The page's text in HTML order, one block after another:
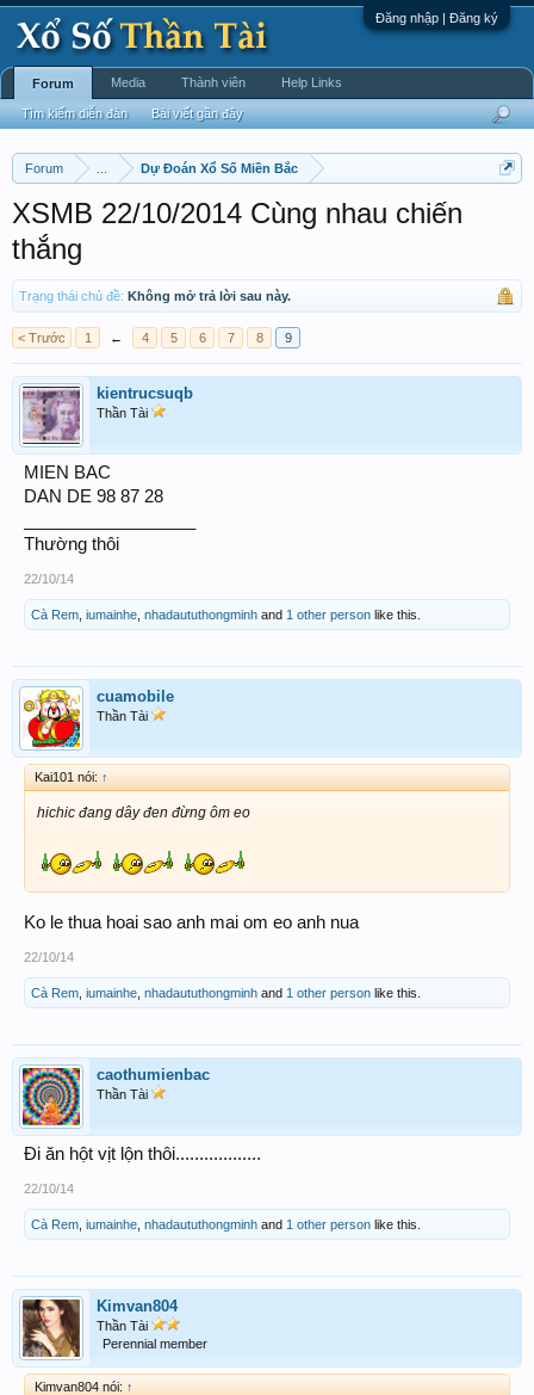
Đăng nhập | Đăng ký
Forum Dự Đoán Xổ Số Miền Bắc
XSMB 22/10/2014 Cùng nhau chiến
thắng
Trạng thái chủ đề: Không mở trả lời sau này.
< Trước 1 ← 4 5 6 7 8 9
kientrucsuqb
Thần Tài
MIEN BAC
DAN DE 98 87 28
Thường thôi
22/10/14
Cà Rem iumainhe nhadaututhongminh and 1 other person like this.
cuamobile
Thần Tài
Kai101 nói: ↑
hichic đang dây đen đừng ôm eo
Ko le thua hoai sao anh mai om eo anh nua
22/10/14
Cà Rem iumainhe nhadaututhongminh and 1 other person like this.
caothumienbac
Thần Tài
Đi ăn hột vịt lộn thôi..................
22/10/14
Cà Rem iumainhe nhadaututhongminh and 1 other person like this.
Kimvan804
Thần Tài
Perennial member
Kimvan804 nói: ↑
Forum
Tìm kiếm diễn đàn Bài viết gần đây
Media Thành viên Help Links